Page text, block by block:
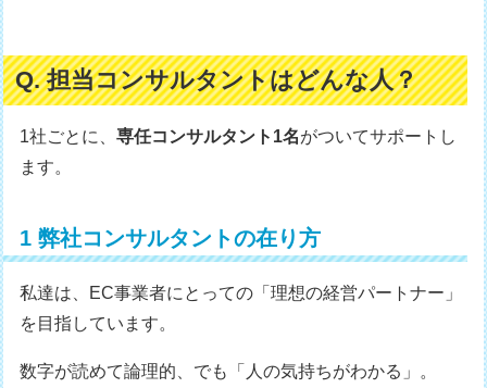
Q. 担当コンサルタントはどんな人？
1社ごとに、専任コンサルタント1名がついてサポートし
ます。
1 弊社コンサルタントの在り方
私達は、EC事業者にとっての「理想の経営パートナー」
を目指しています。
数字が読めて論理的、でも「人の気持ちがわかる」。